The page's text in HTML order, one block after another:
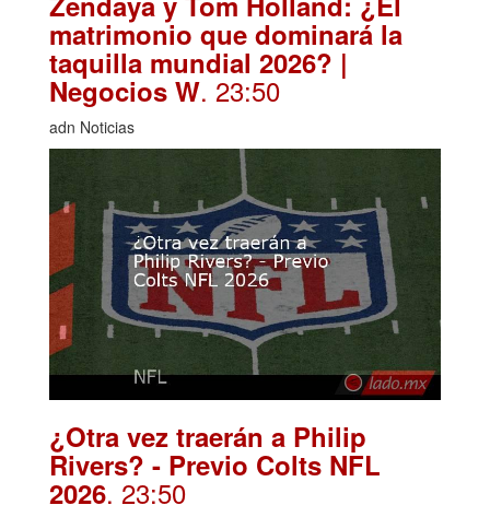
matrimonio que dominará la
taquilla mundial 2026? |
Negocios W. 23:50
adn Noticias
¿Otra vez traerán a Philip
Rivers? - Previo Colts NFL
2026. 23:50